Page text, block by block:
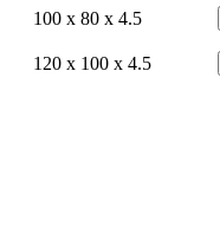
100 x 80 x 4.5
120 x 100 x 4.5